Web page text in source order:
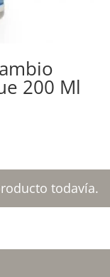
200 Ml
todavía.